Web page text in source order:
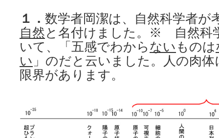
１． 数学者岡潔は、自然科学者が
自然と名付けました。※ 自然科
いて、「五感でわから ない ものは
い 」のだと云いました。人の肉
限界があります。